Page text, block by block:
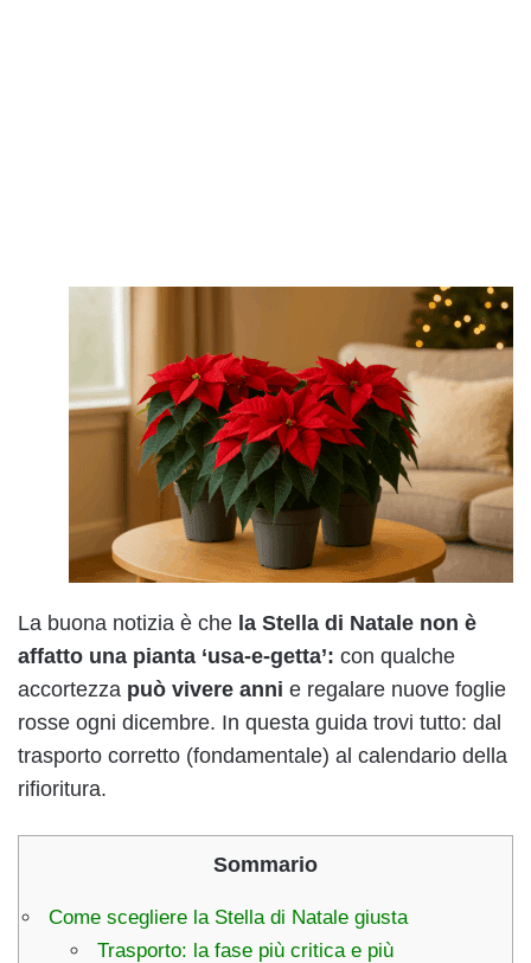
La buona notizia è che la Stella di Natale non è
affatto una pianta ‘usa-e-getta’: con qualche
accortezza può vivere anni e regalare nuove foglie
rosse ogni dicembre. In questa guida trovi tutto: dal
trasporto corretto (fondamentale) al calendario della
rifioritura.
Sommario
Come scegliere la Stella di Natale giusta
Trasporto: la fase più critica e più